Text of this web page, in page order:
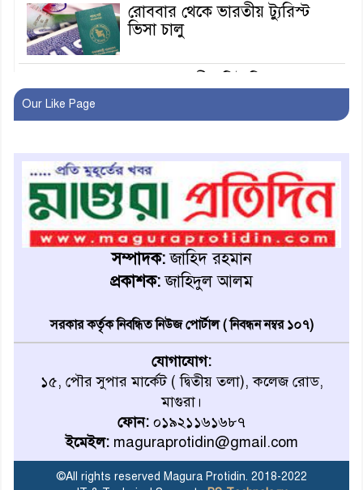
রোববার থেকে ভারতীয় ট্যুরিস্ট
ভিসা চালু
অবহিতকরণ
মাগুরায় আ’লীগের প্রতিষ্ঠাবার্ষিকীর
কর্মসূচি প্রতিরোধে বিএনপির
মোটরসাইকেল শোডাউন
খুব শিঘ্রই কর্মস্থলে ফিরবেন
মাগুরার ডিসি
বাবার হাতে বিক্রি টুকটুকি পুলিশের
সহযোগিতায় ফিরলো মায়ের
কোলে
শ্রীপুরে শ্লীলতাহানির অভিযোগে
বিক্ষোভ-সিসি ক্যামেরা ফুটেজ
Our Like Page
সম্পাদক:জাহিদ রহমান
প্রকাশক:জাহিদুল আলম
সরকার কর্তৃক নিবন্ধিত নিউজ পোর্টাল ( নিবন্ধন নম্বর ১০৭)
যোগাযোগ:
১৫, পৌর সুপার মার্কেট ( দ্বিতীয় তলা), কলেজ রোড,
মাগুরা।
ফোন: ০১৯২১১৬১৬৮৭
ইমেইল: maguraprotidin@gmail.com
©All rights reserved Magura Protidin. 2018-2022